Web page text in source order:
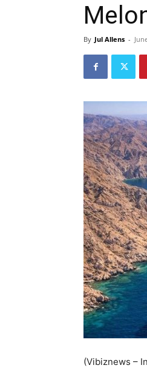
By Jul Allens -
(Vibiznews –